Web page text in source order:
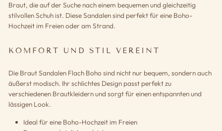
Braut, die auf der Suche nach einem bequemen und gleichzeitig
stilvollen Schuh ist. Diese Sandalen sind perfekt für eine Boho-
Hochzeit im Freien oder am Strand.
KOMFORT UND STIL VEREINT
Die Braut Sandalen Flach Boho sind nicht nur bequem, sondern auch
äußerst modisch. Ihr schlichtes Design passt perfekt zu
verschiedenen Brautkleidern und sorgt für einen entspannten und
lässigen Look.
Ideal für eine Boho-Hochzeit im Freien